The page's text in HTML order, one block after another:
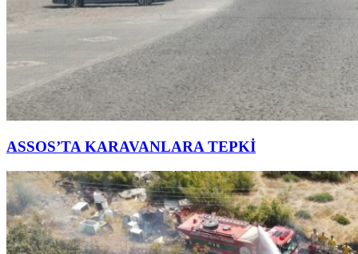
ASSOS’TA KARAVANLARA TEPKİ